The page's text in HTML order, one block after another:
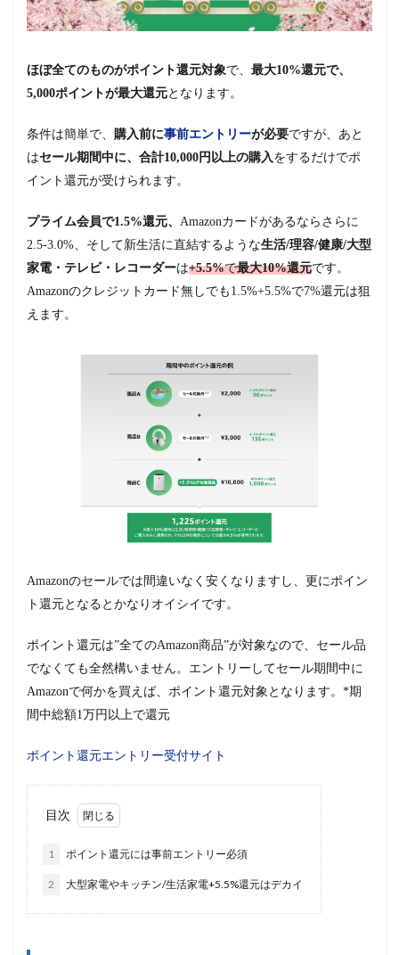
ほぼ全てのものがポイント還元対象で、 最大10%還元で、
5,000ポイントが最大還元となります。
条件は簡単で、 購入前に事前エントリーが必要ですが、あと
はセール期間中に、合計10,000円以上の購入 をするだけでポ
イント還元が受けられます。
プライム会員で1.5%還元、 Amazonカードがあるならさらに
2.5-3.0%、そして新生活に直結するような生活/理容/健康/大型
家電・テレビ・レコーダーは+5.5%で最大10%還元です。
Amazonのクレジットカード無しでも1.5%+5.5%で7%還元は狙
えます。
Amazonのセールでは間違いなく安くなりますし、更にポイン
ト還元となるとかなりオイシイです。
ポイント還元は”全てのAmazon商品”が対象なので、セール品
でなくても全然構いません。エントリーしてセール期間中に
Amazonで何かを買えば、ポイント還元対象となります。*期
間中総額1万円以上で還元
ポイント還元エントリー受付サイト
目次
1 ポイント還元には事前エントリー必須
2 大型家電やキッチン/生活家電+5.5%還元はデカイ